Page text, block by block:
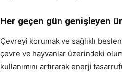
Her geçen gün genişleyen
Çevreyi korumak ve sağlıklı
çevre ve hayvanlar üzerindeki
kullanımını artırarak enerji